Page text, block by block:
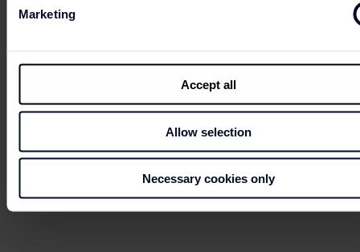
Marketing
Accept all
Allow selection
Necessary cookies only
AUF GEHT'S
ZUM
SHOPPING